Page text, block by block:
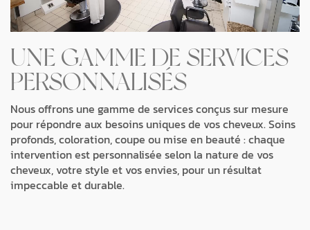
UNE GAMME DE SERVICES
PERSONNALISÉS
Nous offrons une gamme de services conçus sur mesure
pour répondre aux besoins uniques de vos cheveux. Soins
profonds, coloration, coupe ou mise en beauté : chaque
intervention est personnalisée selon la nature de vos
cheveux, votre style et vos envies, pour un résultat
impeccable et durable.